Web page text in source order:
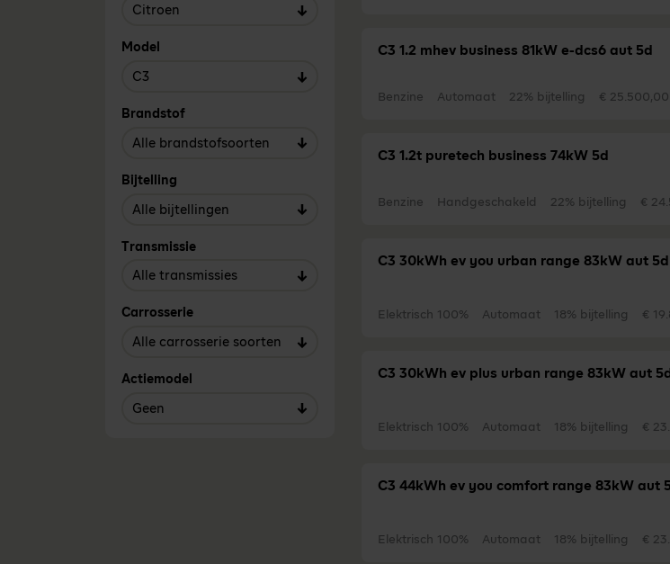
Model
Brandstof
Bijtelling
Transmissie
Carrosserie
Actiemodel
C3 1.2 mhev business 81kW e-dcs6 aut 5d
Benzine Automaat 22% bijtelling € 25.500,00
C3 1.2t puretech business 74kW 5d
Benzine Handgeschakeld 22% bijtelling €
C3 30kWh ev you urban range 83kW aut 5d
Elektrisch 100% Automaat 18% bijtelling €
C3 30kWh ev plus urban range 83kW aut 5d
Elektrisch 100% Automaat 18% bijtelling €
C3 44kWh ev you comfort range 83kW aut
Elektrisch 100% Automaat 18% bijtelling €